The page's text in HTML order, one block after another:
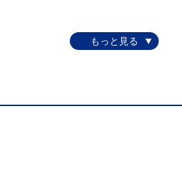
罹災救助基金法 ［山崎栄一］
［室﨑益輝］
］
［近藤民代］
訓と対策
志依］